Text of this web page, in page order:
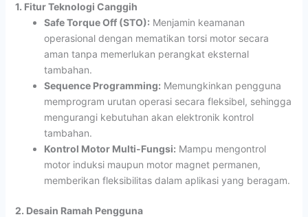
1. Fitur Teknologi Canggih
Safe Torque Off (STO): Menjamin keamanan
operasional dengan mematikan torsi motor secara
aman tanpa memerlukan perangkat eksternal
tambahan.
Sequence Programming: Memungkinkan pengguna
memprogram urutan operasi secara fleksibel, sehingga
mengurangi kebutuhan akan elektronik kontrol
tambahan.
Kontrol Motor Multi-Fungsi: Mampu mengontrol
motor induksi maupun motor magnet permanen,
memberikan fleksibilitas dalam aplikasi yang beragam.
2. Desain Ramah Pengguna